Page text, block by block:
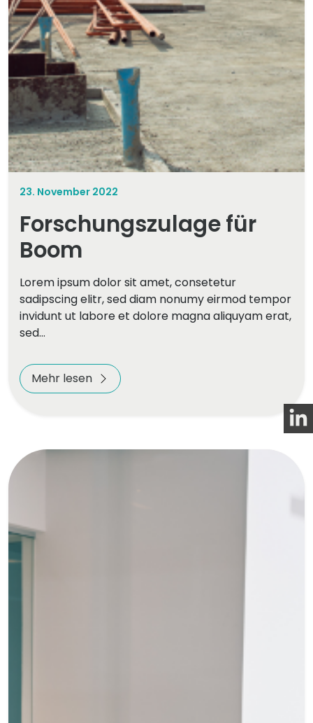
23. November 2022
Forschungszulage für
Boom
Lorem ipsum dolor sit amet, consetetur
sadipscing elitr, sed diam nonumy eirmod tempor
invidunt ut labore et dolore magna aliquyam erat,
sed…
Mehr lesen